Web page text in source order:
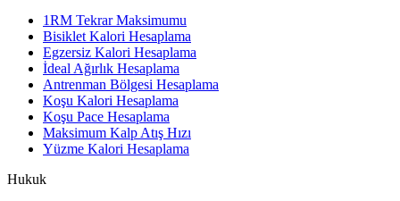
1RM Tekrar Maksimumu
Bisiklet Kalori Hesaplama
Egzersiz Kalori Hesaplama
İdeal Ağırlık Hesaplama
Antrenman Bölgesi Hesaplama
Koşu Kalori Hesaplama
Koşu Pace Hesaplama
Maksimum Kalp Atış Hızı
Yüzme Kalori Hesaplama
Hukuk